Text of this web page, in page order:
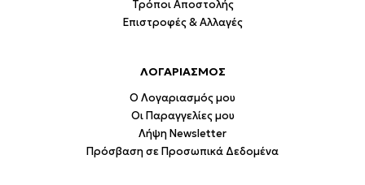
Τρόποι Αποστολής
Επιστροφές & Αλλαγές
ΛΟΓΑΡΙΑΣΜΟΣ
Ο Λογαριασμός μου
Οι Παραγγελίες μου
Λήψη Newsletter
Πρόσβαση σε Προσωπικά Δεδομένα